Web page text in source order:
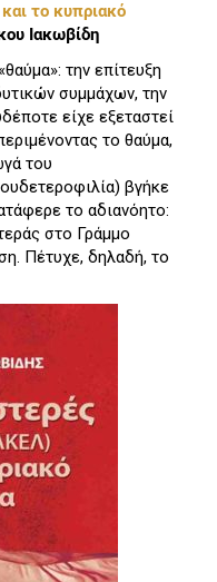
το κυπριακό
Ιακωβίδη
την επίτευξη
συμμάχων, την
είχε εξεταστεί
το θαύμα,
του
βγήκε
το αδιανόητο:
στο Γράμμο
Πέτυχε, δηλαδή, το